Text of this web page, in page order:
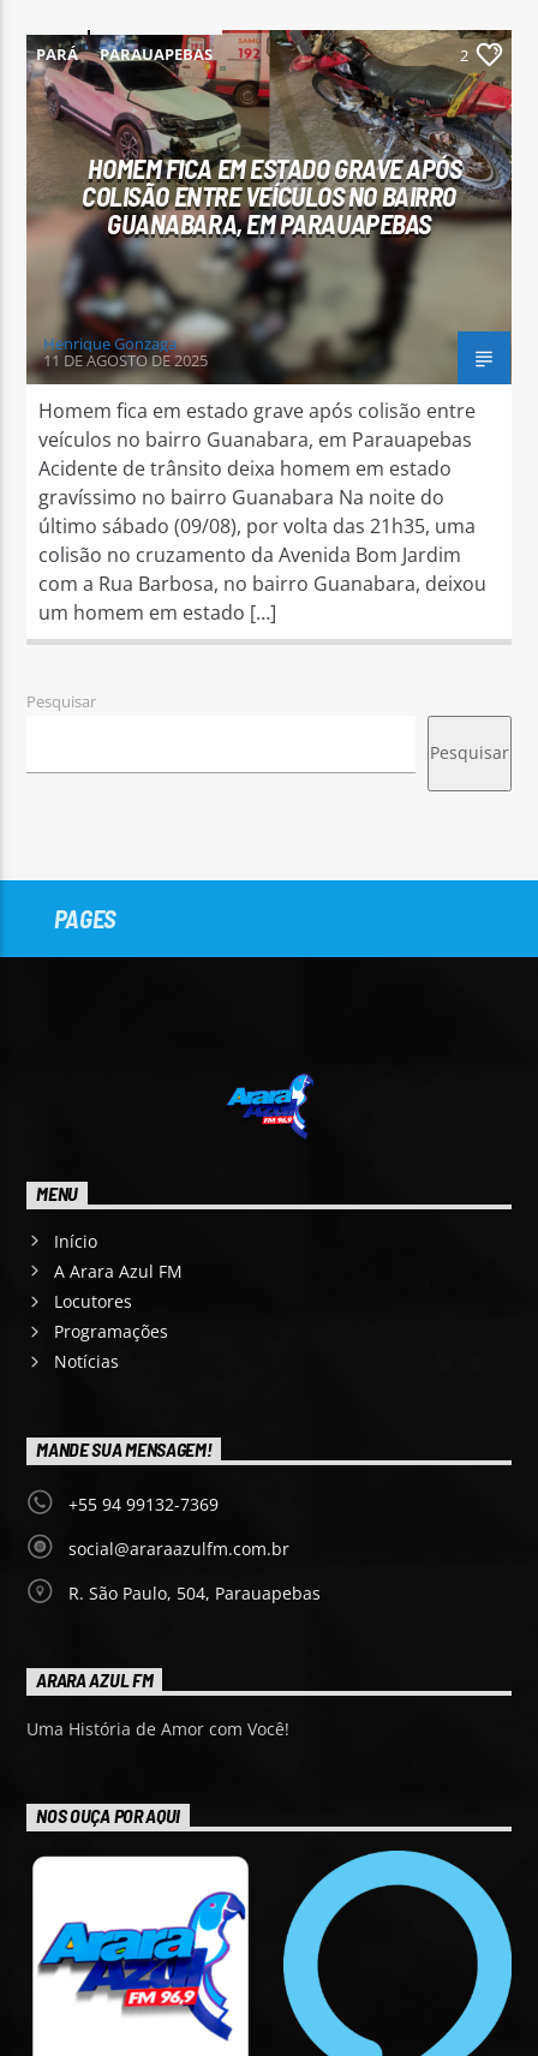
PARÁ PARAUAPEBAS 2
HOMEM FICA EM ESTADO GRAVE APÓS
COLISÃO ENTRE VEÍCULOS NO BAIRRO
GUANABARA, EM PARAUAPEBAS
Henrique Gonzaga
11 DE AGOSTO DE 2025
Homem fica em estado grave após colisão entre
veículos no bairro Guanabara, em Parauapebas
Acidente de trânsito deixa homem em estado
gravíssimo no bairro Guanabara Na noite do
último sábado (09/08), por volta das 21h35, uma
colisão no cruzamento da Avenida Bom Jardim
com a Rua Barbosa, no bairro Guanabara, deixou
um homem em estado […]
Pesquisar
Pesquisar
PAGES
MENU
Início
A Arara Azul FM
Locutores
Programações
Notícias
MANDE SUA MENSAGEM!
+55 94 99132-7369
social@araraazulfm.com.br
R. São Paulo, 504, Parauapebas
ARARA AZUL FM
Uma História de Amor com Você!
NOS OUÇA POR AQUI